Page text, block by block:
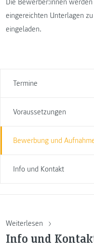
Termine
Voraussetzungen
Bewerbung und
Info und Kontakt
eingereichten Unterlagen
eingeladen.
Weiterlesen
Info und